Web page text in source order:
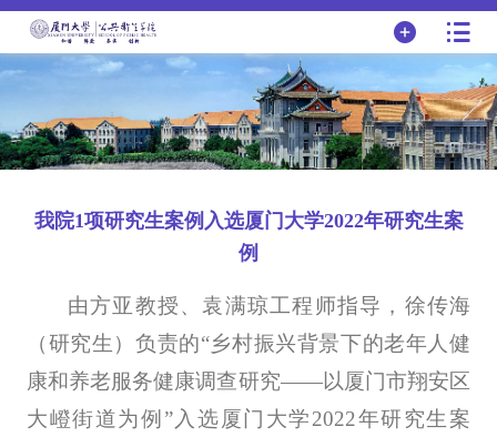
我院1项研究生案例入选厦门大学2022年研究生案
例
由方亚教授、袁满琼工程师指导，徐传海
（研究生）负责的“乡村振兴背景下的老年人健
康和养老服务健康调查研究——以厦门市翔安区
大嶝街道为例”入选厦门大学2022年研究生案